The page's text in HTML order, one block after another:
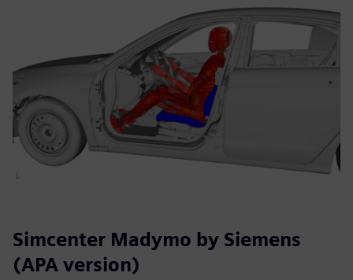
Simcenter Madymo by Siemens
(APA version)